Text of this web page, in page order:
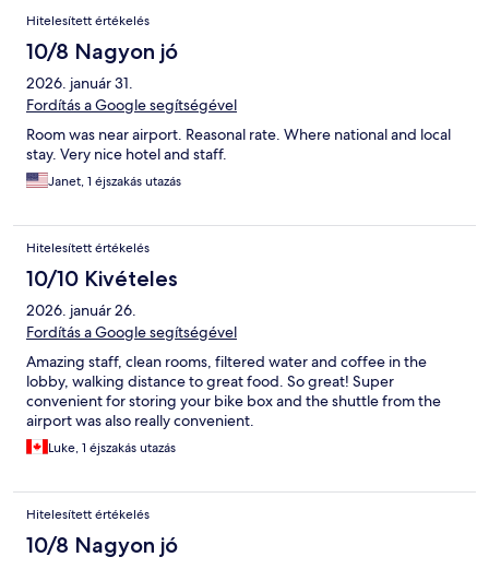
Hitelesített értékelés
10/8 Nagyon jó
2026. január 31.
Fordítás a Google segítségével
Room was near airport. Reasonal rate. Where national and local
stay. Very nice hotel and staff.
Janet, 1 éjszakás utazás
Hitelesített értékelés
10/10 Kivételes
2026. január 26.
Fordítás a Google segítségével
Amazing staff, clean rooms, filtered water and coffee in the
lobby, walking distance to great food. So great! Super
convenient for storing your bike box and the shuttle from the
airport was also really convenient.
Luke, 1 éjszakás utazás
Hitelesített értékelés
10/8 Nagyon jó